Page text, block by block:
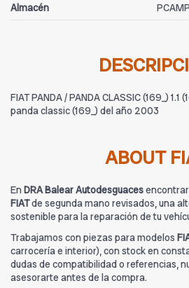
Almacén
FIAT PANDA / PANDA CLASSIC (169_) 1.1
panda classic (169_) del año 2003
ABOUT
En DRA Balear Autodesguaces
FIATde segunda mano revisados, una
sostenible para la reparación de tu
Trabajamos con piezas para modelos
carrocería e interior), con stock en
dudas de compatibilidad o referencias,
asesorarte antes de la compra.